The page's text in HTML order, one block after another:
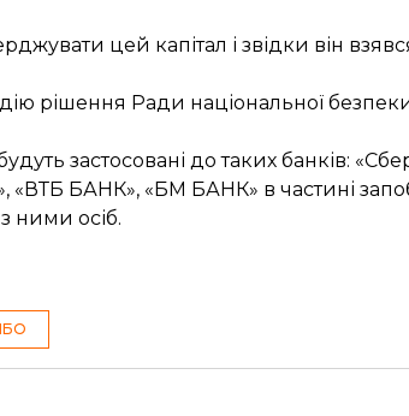
цей капітал і звідки він
рішення Ради національної
застосовані до таких банків:
БАНК», «БМ БАНК» в частині
ними осіб.